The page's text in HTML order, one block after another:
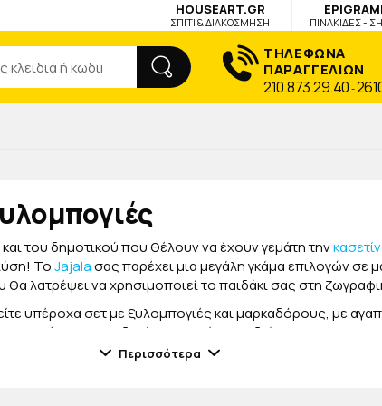
HOUSEART.GR
ΣΠΙΤΙ & ΔΙΑΚΟΣΜΗΣΗ ΠΙΝΑΚΙΔΕΣ -
ΤΗΛΕΦΩΝΑ
ΠΑΡΑΓΓΕΛΙΩΝ
210.873.29.40 -
του δημοτικού που θέλουν να έχουν γεμάτη την
ΤοJajalaσας παρέχει μια μεγάλη γκάμα επιλογών σε
λατρέψει να χρησιμοποιεί το παιδάκι σας στη
υπέροχα σετ με ξυλομπογιές και μαρκαδόρους, με
αγαπημένα του παιδιού σας. Εσείς, εφοδιάστε το και με τις
του και δείτε το να κάνει υπέροχες ζωγραφιές, στο
Περισσότερα